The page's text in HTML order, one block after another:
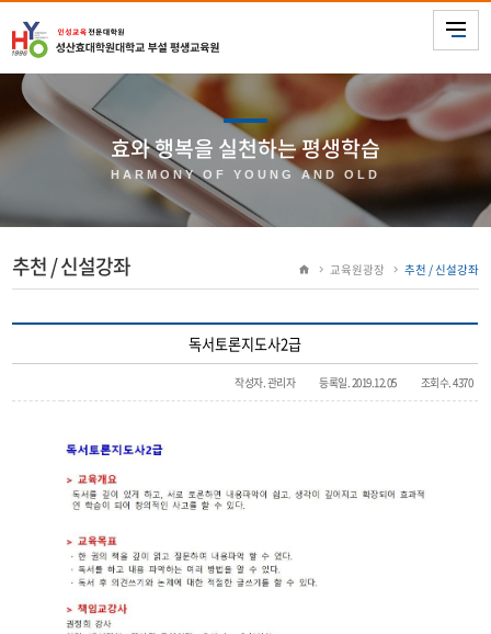
효와 행복을 실천하는 평생학습
HARMONY OF YOUNG AND OLD
추천 / 신설강좌 교육원광장 추천 / 신설강좌
독서토론지도사2급
작성자. 관리자 등록일. 2019.12.05 조회수. 4370